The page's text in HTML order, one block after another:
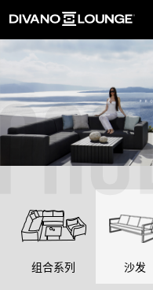
组合系列 沙发